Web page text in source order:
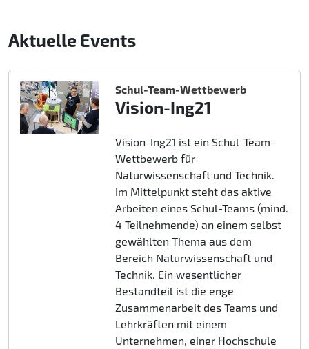
Aktuelle Events
Schul-Team-Wettbewerb
Vision-Ing21
Vision-Ing21 ist ein Schul-Team-
Wettbewerb für
Naturwissenschaft und Technik.
Im Mittelpunkt steht das aktive
Arbeiten eines Schul-Teams (mind.
4 Teilnehmende) an einem selbst
gewählten Thema aus dem
Bereich Naturwissenschaft und
Technik. Ein wesentlicher
Bestandteil ist die enge
Zusammenarbeit des Teams und
Lehrkräften mit einem
Unternehmen, einer Hochschule